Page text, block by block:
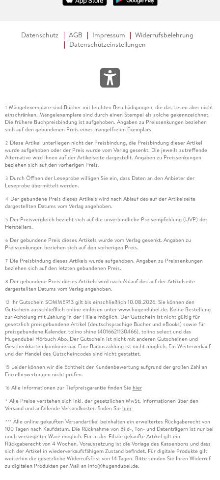
Datenschutz AGB Impressum
Widerrufsbelehrung
Datenschutzeinstellungen
1 Mängelexemplare sind Bücher mit leichten Beschädigungen, die das Lesen aber nicht
einschränken. Mängelexemplare sind durch einen Stempel als solche gekennzeichnet.
Die frühere Buchpreisbindung ist aufgehoben. Angaben zu Preissenkungen beziehen
sich auf den gebundenen Preis eines mangelfreien Exemplars.
2 Diese Artikel unterliegen nicht der Preisbindung, die Preisbindung dieser Artikel
wurde aufgehoben oder der Preis wurde vom Verlag gesenkt. Die jeweils zutreffende
Alternative wird Ihnen auf der Artikelseite dargestellt. Angaben zu Preissenkungen
beziehen sich auf den vorherigen Preis.
3 Durch Öffnen der Leseprobe willigen Sie ein, dass Daten an den Anbieter der
Leseprobe übermittelt werden.
4 Der gebundene Preis dieses Artikels wird nach Ablauf des auf der Artikelseite
dargestellten Datums vom Verlag angehoben.
5 Der Preisvergleich bezieht sich auf die unverbindliche Preisempfehlung (UVP) des
Herstellers.
6 Der gebundene Preis dieses Artikels wurde vom Verlag gesenkt. Angaben zu
Preissenkungen beziehen sich auf den vorherigen Preis.
7 Die Preisbindung dieses Artikels wurde aufgehoben. Angaben zu Preissenkungen
beziehen sich auf den letzten gebundenen Preis.
8 Der gebundene Preis dieses Artikels wird nach Ablauf des auf der Artikelseite
dargestellten Datums vom Verlag angehoben.
12 Ihr Gutschein SOMMER13 gilt bis einschließlich 10.08.2026. Sie können den
Gutschein ausschließlich online einlösen unter www.hugendubel.de. Keine Bestellung
zur Abholung mit Zahlung in der Filiale möglich. Der Gutschein ist nicht gültig für
gesetzlich preisgebundene Artikel (deutschsprachige Bücher und eBooks) sowie für
preisgebundene Kalender, tolino shine (4016621130466), tolino select und das
Hugendubel Hörbuch Abo. Der Gutschein ist nicht mit anderen Gutscheinen und
Geschenkkarten kombinierbar. Eine Barauszahlung ist nicht möglich. Ein Weiterverkauf
und der Handel des Gutscheincodes sind nicht gestattet.
15 Leider können wir die Echtheit der Kundenbewertung aufgrund der großen Zahl an
Einzelbewertungen nicht prüfen.
16 Alle Informationen zur Tiefpreisgarantie finden Sie hier
* Alle Preise verstehen sich inkl. der gesetzlichen MwSt. Informationen über den
Versand und anfallende Versandkosten finden Sie hier
*** Alle online gekauften Versandartikel beinhalten ein erweitertes Rückgaberecht von
100 Tagen nach Kaufdatum. Die Rücknahme von Bild-, Ton- und Datenträgern ist nur bei
noch versiegelter Ware möglich. Für in der Filiale gekaufte Artikel gilt ein
Rückgaberecht von 4 Wochen. Voraussetzung ist die Vorlage des Kassenbons und dass
sich der Artikel in wiederverkaufsfähigem Zustand befindet. Für digitale Produkte gilt
weiterhin die gesetzliche Widerrufsfrist von 14 Tagen. Bitte senden Sie Ihren Widerruf
zu digitalen Produkten per Mail an info@hugendubel.de.